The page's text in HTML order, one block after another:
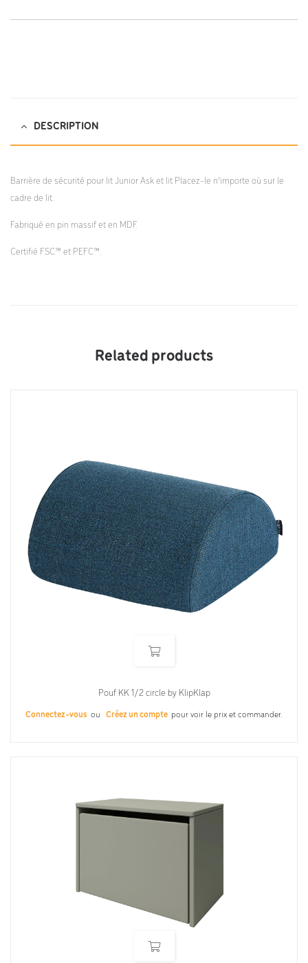
2 ans
DESCRIPTION
Barrière de sécurité pour lit Junior Ask et lit Placez-le n’importe où sur le
cadre de lit.
Fabriqué en pin massif et en MDF.
Certifié FSC™ et PEFC™.
Related products
Pouf KK 1/2 circle by KlipKlap
Connectez-vous ou Créez un compte pour voir le prix et commander.